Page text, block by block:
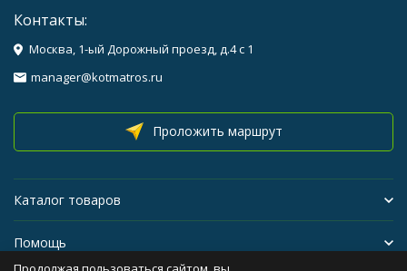
Контакты:
Москва, 1-ый Дорожный проезд, д.4 с 1
manager@kotmatros.ru
Проложить маршрут
Каталог товаров
Помощь